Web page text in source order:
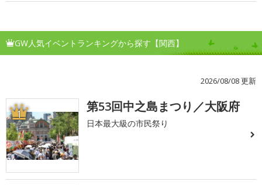
GW人気イベントランキングから探す【関西】
2026/08/08 更新
1 第53回中之島まつり／大阪府
日本最大級の市民祭り